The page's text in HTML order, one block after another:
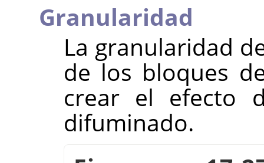
Granularidad
La granularidad
de los bloques
crear el efecto
difuminado.